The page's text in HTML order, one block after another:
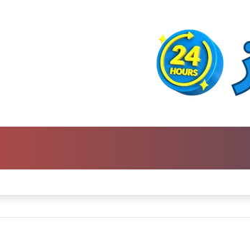
الفكر العربي إلى الفرنسية